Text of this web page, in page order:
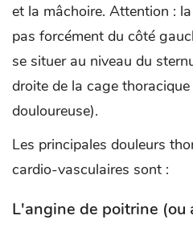
et la mâchoire. Attention :
pas forcément du côté
se situer au niveau du
droite de la cage
douloureuse).
Les principales douleurs
cardio-vasculaires sont :
L'angine de poitrine (ou